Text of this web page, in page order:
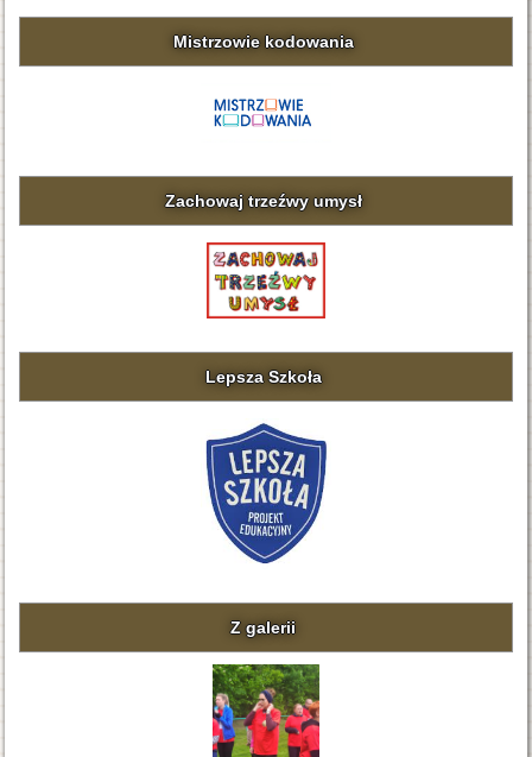
Mistrzowie kodowania
Zachowaj trzeźwy umysł
Lepsza Szkoła
Z galerii